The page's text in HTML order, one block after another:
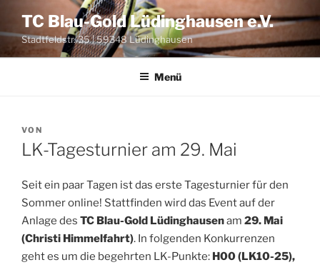
Inhalt
springen
TC Blau-Gold Lüdinghausen e.V.
Stadtfeldstr. 35 | 59348 Lüdinghausen
Menü
VERÖFFENTLICHT
AM
VON
LK-Tagesturnier am 29. Mai
Seit ein paar Tagen ist das ers­te Tages­tur­nier für den
Som­mer online! Statt­fin­den wird das Event auf der
Anla­ge des TC Blau-Gold Lüding­hau­senam 29. Mai
(Chris­ti Him­mel­fahrt). In fol­gen­den Kon­kur­ren­zen
geht es um die begehr­ten LK-Punk­te: H00 (LK10-25),